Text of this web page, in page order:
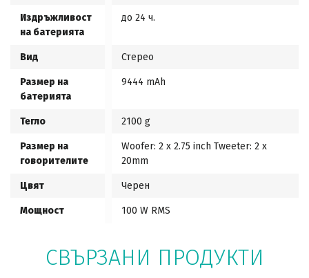
Издръжливост
на батерията
до 24 ч.
Вид Стерео
Размер на
батерията
9444 mAh
Тегло 2100 g
Размер на
говорителите
Woofer: 2 x 2.75 inch Tweeter: 2 x
20mm
Цвят Черен
Мощност 100 W RMS
СВЪРЗАНИ ПРОДУКТИ